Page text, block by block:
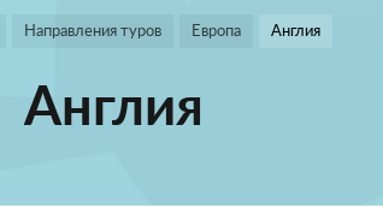
Направления туров Европа Англия
Англия